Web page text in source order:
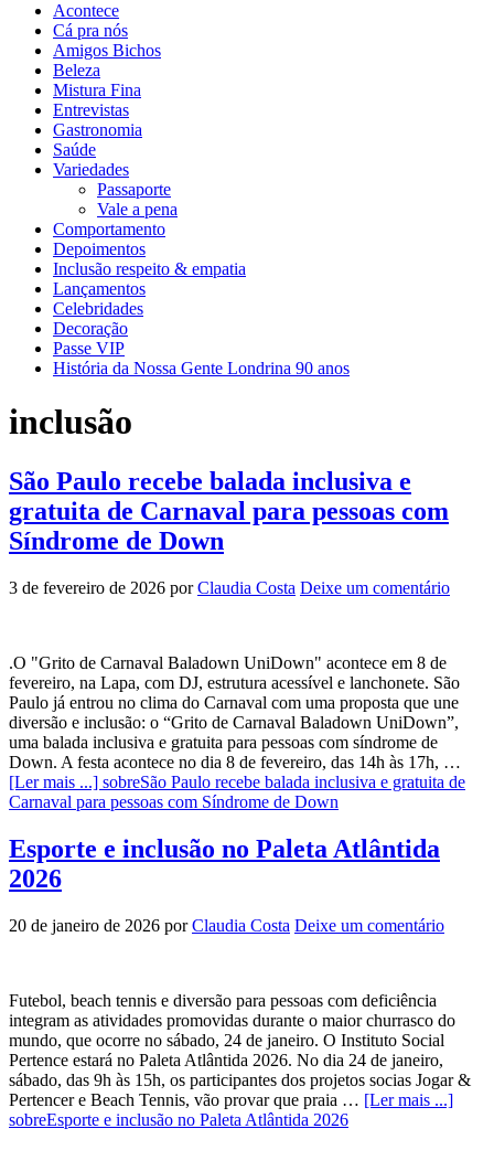
Acontece
Cá pra nós
Amigos Bichos
Beleza
Mistura Fina
Entrevistas
Gastronomia
Saúde
Variedades
Passaporte
Vale a pena
Comportamento
Depoimentos
Inclusão respeito & empatia
Lançamentos
Celebridades
Decoração
Passe VIP
História da Nossa Gente Londrina 90 anos
inclusão
São Paulo recebe balada inclusiva e
gratuita de Carnaval para pessoas com
Síndrome de Down
3 de fevereiro de 2026 porClaudia Costa Deixe um comentário
.O "Grito de Carnaval Baladown UniDown" acontece em 8 de
fevereiro, na Lapa, com DJ, estrutura acessível e lanchonete. São
Paulo já entrou no clima do Carnaval com uma proposta que une
diversão e inclusão: o “Grito de Carnaval Baladown UniDown”,
uma balada inclusiva e gratuita para pessoas com síndrome de
Down. A festa acontece no dia 8 de fevereiro, das 14h às 17h, …
[Ler mais ...] sobreSão Paulo recebe balada inclusiva e gratuita de
Carnaval para pessoas com Síndrome de Down
Esporte e inclusão no Paleta Atlântida
2026
20 de janeiro de 2026 porClaudia Costa Deixe um comentário
Futebol, beach tennis e diversão para pessoas com deficiência
integram as atividades promovidas durante o maior churrasco do
mundo, que ocorre no sábado, 24 de janeiro. O Instituto Social
Pertence estará no Paleta Atlântida 2026. No dia 24 de janeiro,
sábado, das 9h às 15h, os participantes dos projetos socias Jogar &
Pertencer e Beach Tennis, vão provar que praia … [Ler mais ...]
sobreEsporte e inclusão no Paleta Atlântida 2026